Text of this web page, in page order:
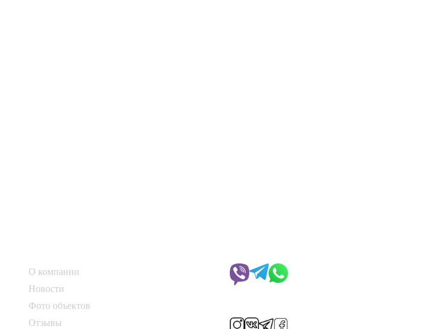
О компании
Новости
Фото объектов
Отзывы